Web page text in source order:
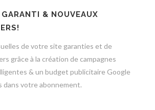
& NOUVEAUX
de votre site garanties et de
grâce à la création de campagnes
& un budget publicitaire Google
dans votre abonnement.